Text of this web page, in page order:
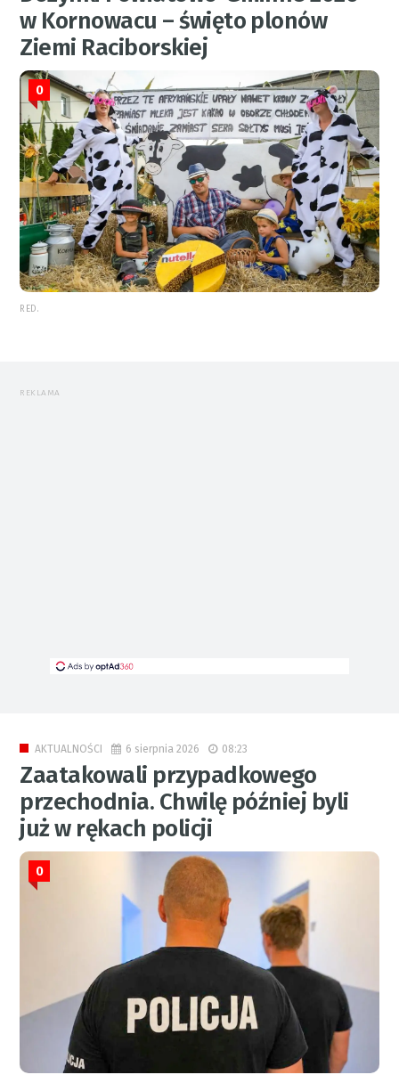
w Kornowacu – święto plonów
Ziemi Raciborskiej
0
RED.
REKLAMA
AKTUALNOŚCI 6 sierpnia 2026 08:23
Zaatakowali przypadkowego
przechodnia. Chwilę później byli
już w rękach policji
0